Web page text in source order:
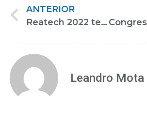
ANTERIOR
Reatech 2022 terá quadra e pista de atletismo para promover integração e conscientização por meio do esporte
Leandro Mota